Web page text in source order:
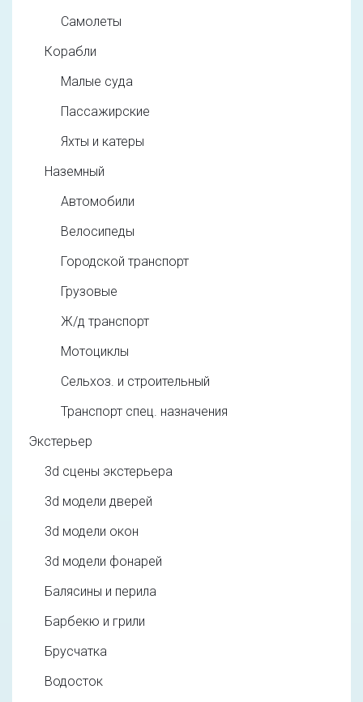
Самолеты
Корабли
Малые суда
Пассажирские
Яхты и катеры
Наземный
Автомобили
Велосипеды
Городской транспорт
Грузовые
Ж/д транспорт
Мотоциклы
Сельхоз. и строительный
Транспорт спец. назначения
Экстерьер
3d cцены экстерьера
3d модели дверей
3d модели окон
3d модели фонарей
Балясины и перила
Барбекю и грили
Брусчатка
Водосток